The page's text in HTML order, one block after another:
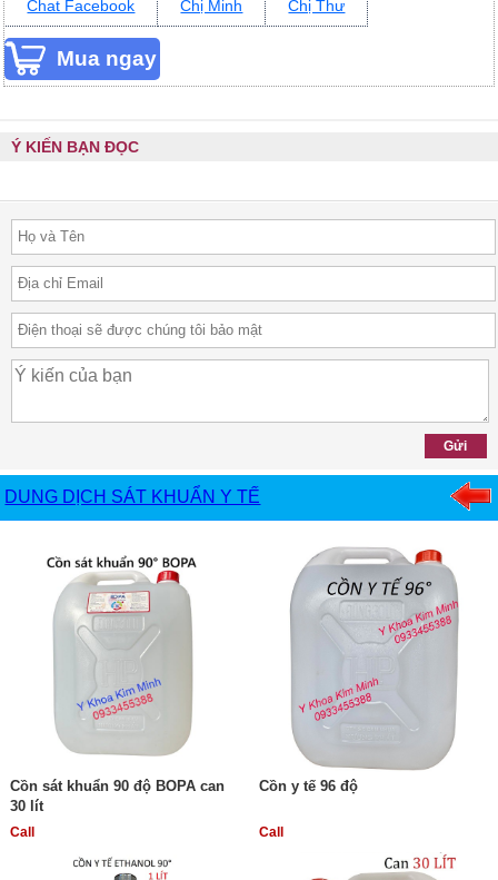
Chat Facebook Chị Minh Chị Thư
Ý KIẾN BẠN ĐỌC
DUNG DỊCH SÁT KHUẨN Y TẾ
Cồn sát khuẩn 90 độ BOPA can
30 lít
Call
Cồn y tế 96 độ
Call